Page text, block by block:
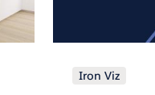
Iron Viz